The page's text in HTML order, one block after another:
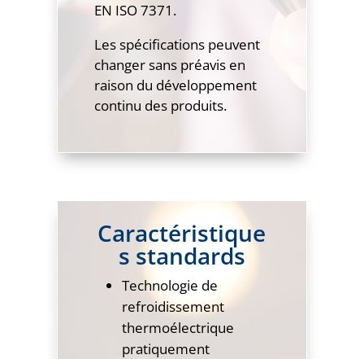
EN ISO 7371.
Les spécifications peuvent
changer sans préavis en
raison du développement
continu des produits.
Caractéristique
s standards
Technologie de
refroidissement
thermoélectrique
pratiquement